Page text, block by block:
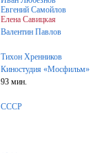
Евгений Самойлов
Елена Савицкая
Валентин Павлов
Тихон Хренников
Киностудия «Мосфильм»
93 мин.
СССР